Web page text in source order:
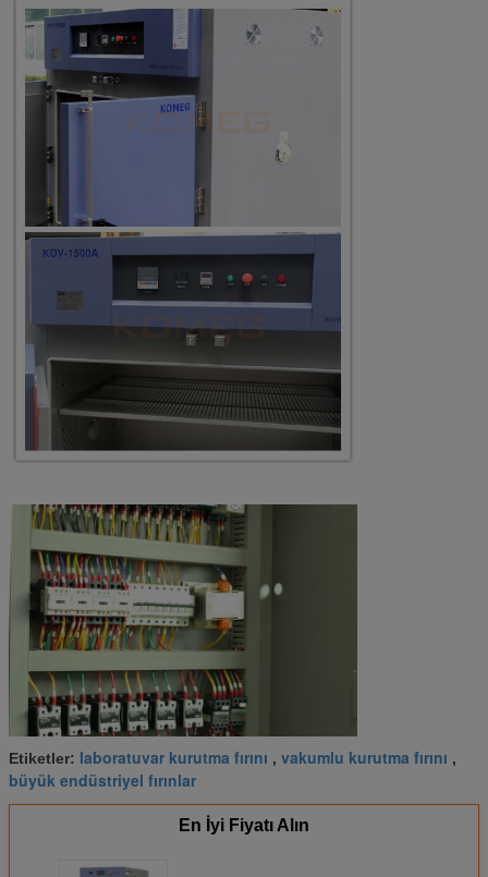
Etiketler: laboratuvar kurutma fırını , vakumlu kurutma fırını ,
büyük endüstriyel fırınlar
En İyi Fiyatı Alın